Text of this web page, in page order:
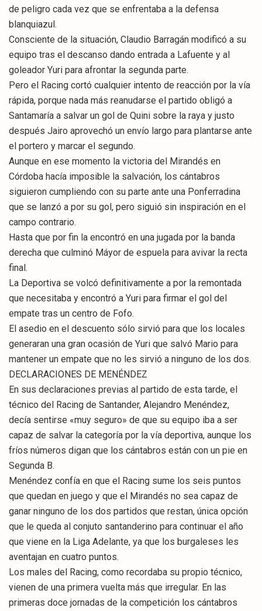
de peligro cada vez que se enfrentaba a la defensa
blanquiazul.
Consciente de la situación, Claudio Barragán modificó a su
equipo tras el descanso dando entrada a Lafuente y al
goleador Yuri para afrontar la segunda parte.
Pero el Racing cortó cualquier intento de reacción por la vía
rápida, porque nada más reanudarse el partido obligó a
Santamaría a salvar un gol de Quini sobre la raya y justo
después Jairo aprovechó un envío largo para plantarse ante
el portero y marcar el segundo.
Aunque en ese momento la victoria del Mirandés en
Córdoba hacía imposible la salvación, los cántabros
siguieron cumpliendo con su parte ante una Ponferradina
que se lanzó a por su gol, pero siguió sin inspiración en el
campo contrario.
Hasta que por fin la encontró en una jugada por la banda
derecha que culminó Máyor de espuela para avivar la recta
final.
La Deportiva se volcó definitivamente a por la remontada
que necesitaba y encontró a Yuri para firmar el gol del
empate tras un centro de Fofo.
El asedio en el descuento sólo sirvió para que los locales
generaran una gran ocasión de Yuri que salvó Mario para
mantener un empate que no les sirvió a ninguno de los dos.
DECLARACIONES DE MENÉNDEZ
En sus declaraciones previas al partido de esta tarde, el
técnico del Racing de Santander, Alejandro Menéndez,
decía sentirse «muy seguro» de que su equipo iba a ser
capaz de salvar la categoría por la vía deportiva, aunque los
fríos números digan que los cántabros están con un pie en
Segunda B.
Menéndez confía en que el Racing sume los seis puntos
que quedan en juego y que el Mirandés no sea capaz de
ganar ninguno de los dos partidos que restan, única opción
que le queda al conjuto santanderino para continuar el año
que viene en la Liga Adelante, ya que los burgaleses les
aventajan en cuatro puntos.
Los males del Racing, como recordaba su propio técnico,
vienen de una primera vuelta más que irregular. En las
primeras doce jornadas de la competición los cántabros